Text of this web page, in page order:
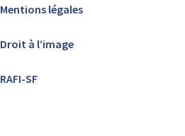
Mentions légales
Droit à l’image
RAFI-SF